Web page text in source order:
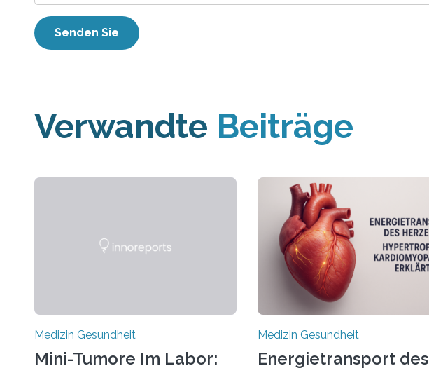
Verwandte Beiträge
Medizin Gesundheit
Mini-Tumore Im Labor:
Medizin Gesundheit
Energietransport des